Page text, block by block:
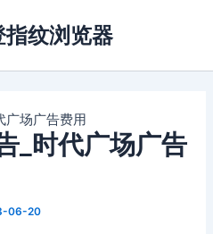
纹浏览器
广场广告费用
_时代广场广告
06-20